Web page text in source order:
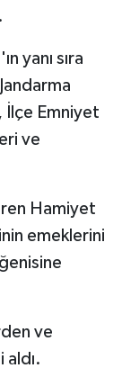
yanı sıra
İlçe Emniyet
ve
Hamiyet
emeklerini
ve
aldı.